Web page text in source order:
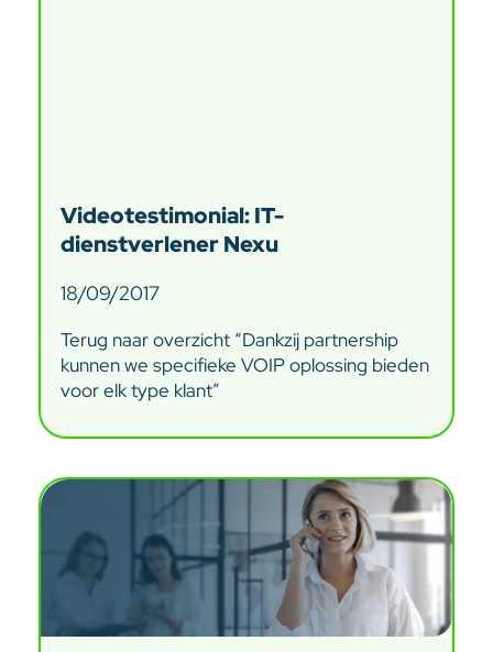
Videotestimonial: IT-
dienstverlener Nexu
18/09/2017
Terug naar overzicht “Dankzij partnership
kunnen we specifieke VOIP oplossing bieden
voor elk type klant”